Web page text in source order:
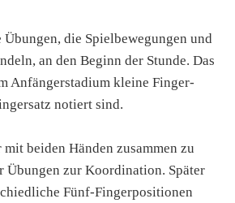
die Spielbewegungen und
an den Beginn der Stunde. Das
Anfängerstadium kleine Finger-
notiert sind.
beiden Händen zusammen zu
Übungen zur Koordination. Später
Fünf-Fingerpositionen